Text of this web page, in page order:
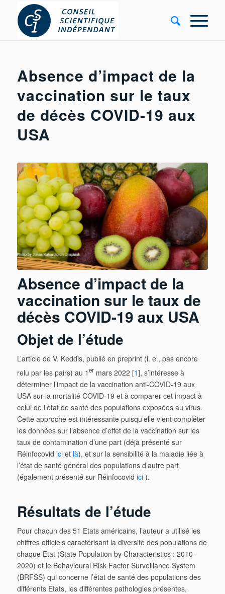
Absence d’impact de la
vaccination sur le taux
de décès COVID-19 aux
USA
Absence d’impact de la
vaccination sur le taux de
décès COVID-19 aux USA
Objet de l’étude
L’article de V. Keddis, publié en preprint (i. e., pas encore
relu par les pairs) au 1ermars 2022 [1], s’intéresse à
déterminer l’impact de la vaccination anti-COVID-19 aux
USA sur la mortalité COVID-19 et à comparer cet impact à
celui de l’état de santé des populations exposées au virus.
Cette approche est intéressante puisqu’elle vient compléter
les données sur l’absence d’effet de la vaccination sur les
taux de contamination d’une part (déjà présenté sur
Réinfocovid iciet là), et sur la sensibilité à la maladie liée à
l’état de santé général des populations d’autre part
(également présenté sur Réinfocovid ici).
Résultats de l’étude
Pour chacun des 51 Etats américains, l’auteur a utilisé les
chiffres officiels caractérisant la diversité des populations de
chaque Etat (State Population by Characteristics : 2010-
2020) et le Behavioural Risk Factor Surveillance System
(BRFSS) qui concerne l’état de santé des populations des
différents Etats, les différentes pathologies présentes,